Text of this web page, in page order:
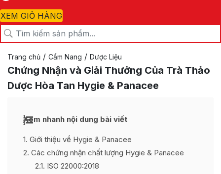
XEM GIỎ HÀNG
Trang chủ / Cẩm Nang / Dược Liệu
Chứng Nhận và Giải Thưởng Của Trà Thảo
Dược Hòa Tan Hygie & Panacee
Xem nhanh nội dung bài viết
1 Giới thiệu về Hygie & Panacee
2 Các chứng nhận chất lượng Hygie & Panacee
2.1 ISO 22000:2018